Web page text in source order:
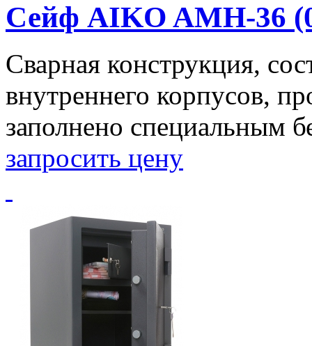
Сейф AIKO AMH-36
Сварная конструкция,
внутреннего корпусов,
заполнено специальным
запросить цену